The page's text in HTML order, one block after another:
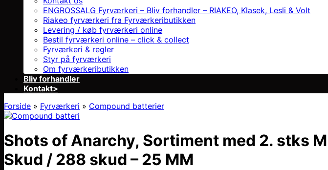
ENGROSSALG Fyrværkeri – Bliv forhandler – RIAKEO, Klasek, Lesli & Volt
Riakeo fyrværkeri fra Fyrværkeributikken
Levering / køb fyrværkeri online
Bestil fyrværkeri online – click & collect
Fyrværkeri & regler
Styr på fyrværkeri
Om fyrværkeributikken
Bliv forhandler
Kontakt>
Forside » Fyrværkeri » Compound batterier
Shots of Anarchy, Sortiment med 2. stks
Skud / 288 skud – 25 MM